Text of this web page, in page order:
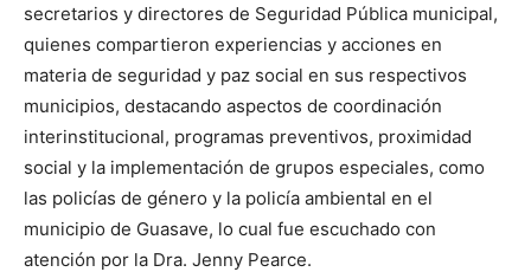
secretarios y directores de Seguridad Pública municipal,
quienes compartieron experiencias y acciones en
materia de seguridad y paz social en sus respectivos
municipios, destacando aspectos de coordinación
interinstitucional, programas preventivos, proximidad
social y la implementación de grupos especiales, como
las policías de género y la policía ambiental en el
municipio de Guasave, lo cual fue escuchado con
atención por la Dra. Jenny Pearce.